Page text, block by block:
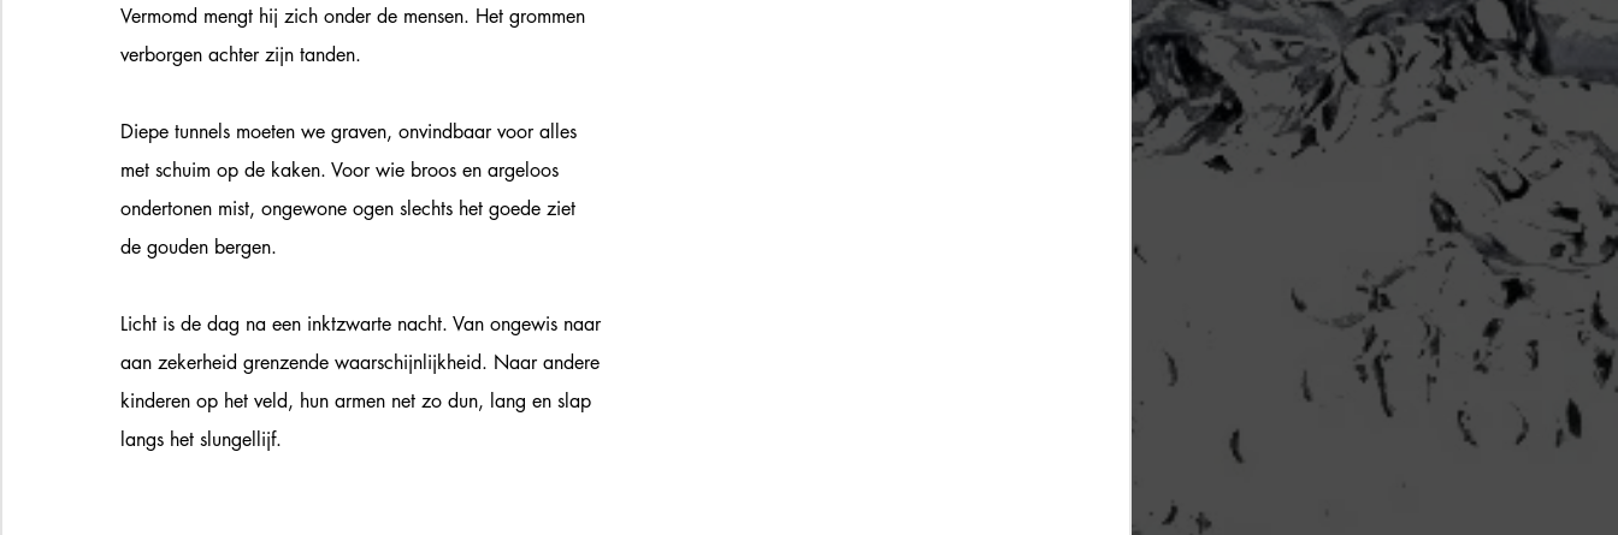
Vermomd mengt hij zich onder de mensen. Het grommen
verborgen achter zijn tanden.
Diepe tunnels moeten we graven, onvindbaar voor alles
met schuim op de kaken. Voor wie broos en argeloos
ondertonen mist, ongewone ogen slechts het goede ziet
de gouden bergen.
Licht is de dag na een inktzwarte nacht. Van ongewis naar
aan zekerheid grenzende waarschijnlijkheid. Naar andere
kinderen op het veld, hun armen net zo dun, lang en slap
langs het slungellijf.